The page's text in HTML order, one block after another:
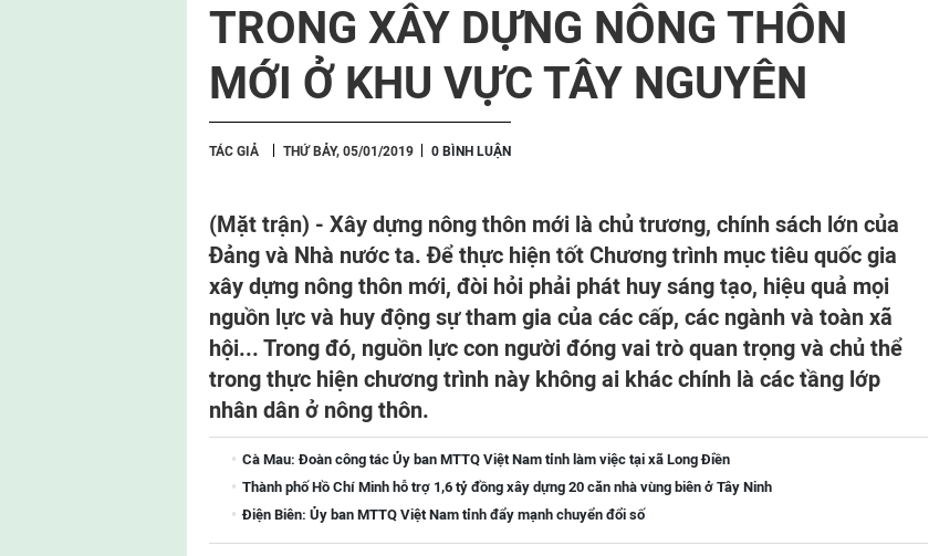
TRONG XÂY DỰNG NÔNG THÔN
MỚI Ở KHU VỰC TÂY NGUYÊN
TÁC GIẢ THỨ BẢY, 05/01/2019 0 BÌNH LUẬN
(Mặt trận) - Xây dựng nông thôn mới là chủ trương, chính sách lớn của
Đảng và Nhà nước ta. Để thực hiện tốt Chương trình mục tiêu quốc gia
xây dựng nông thôn mới, đòi hỏi phải phát huy sáng tạo, hiệu quả mọi
nguồn lực và huy động sự tham gia của các cấp, các ngành và toàn xã
hội... Trong đó, nguồn lực con người đóng vai trò quan trọng và chủ thể
trong thực hiện chương trình này không ai khác chính là các tầng lớp
nhân dân ở nông thôn.
Cà Mau: Đoàn công tác Ủy ban MTTQ Việt Nam tỉnh làm việc tại xã Long Điền
Thành phố Hồ Chí Minh hỗ trợ 1,6 tỷ đồng xây dựng 20 căn nhà vùng biên ở Tây Ninh
Điện Biên: Ủy ban MTTQ Việt Nam tỉnh đẩy mạnh chuyển đổi số